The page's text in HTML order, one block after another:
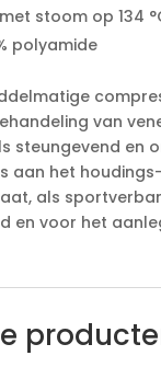
stoom op 134
polyamide
van
steungevend en
aan het
als
en voor het